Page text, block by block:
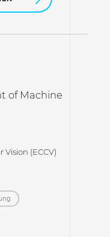
of Machine
(ECCV)